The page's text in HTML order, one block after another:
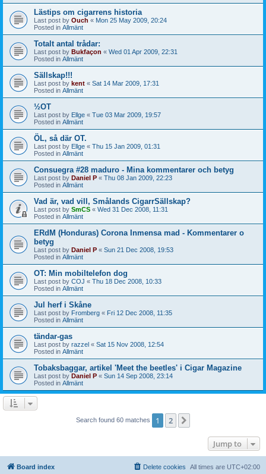
Lästips om cigarrens historia
Last post by Ouch « Mon 25 May 2009, 20:24
Posted in Allmänt
Totalt antal trådar:
Last post by Bukfaçon « Wed 01 Apr 2009, 22:31
Posted in Allmänt
Sällskap!!!
Last post by kent « Sat 14 Mar 2009, 17:31
Posted in Allmänt
½OT
Last post by Ellge « Tue 03 Mar 2009, 19:57
Posted in Allmänt
ÖL, så där OT.
Last post by Ellge « Thu 15 Jan 2009, 01:31
Posted in Allmänt
Consuegra #28 maduro - Mina kommentarer och betyg
Last post by Daniel P « Thu 08 Jan 2009, 22:23
Posted in Allmänt
Vad är, vad vill, Smålands CigarrSällskap?
Last post by SmCS « Wed 31 Dec 2008, 11:31
Posted in Allmänt
ERdM (Honduras) Corona Inmensa mad - Kommentarer o
betyg
Last post by Daniel P « Sun 21 Dec 2008, 19:53
Posted in Allmänt
OT: Min mobiltelefon dog
Last post by COJ « Thu 18 Dec 2008, 10:33
Posted in Allmänt
Jul herf i Skåne
Last post by Fromberg « Fri 12 Dec 2008, 11:35
Posted in Allmänt
tändar-gas
Last post by razzel « Sat 15 Nov 2008, 12:54
Posted in Allmänt
Tobaksbaggar, artikel 'Meet the beetles' i Cigar Magazine
Last post by Daniel P « Sun 14 Sep 2008, 23:14
Posted in Allmänt
Search found 60 matches 1 2
Jump to
Board index All times are UTC+02:00
Delete cookies